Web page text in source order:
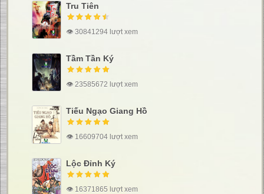
Tru Tiên
👁 30841294 lượt xem
Tầm Tần Ký
👁 23585672 lượt xem
Tiếu Ngạo Giang Hồ
👁 16609704 lượt xem
Lộc Đỉnh Ký
👁 16371865 lượt xem